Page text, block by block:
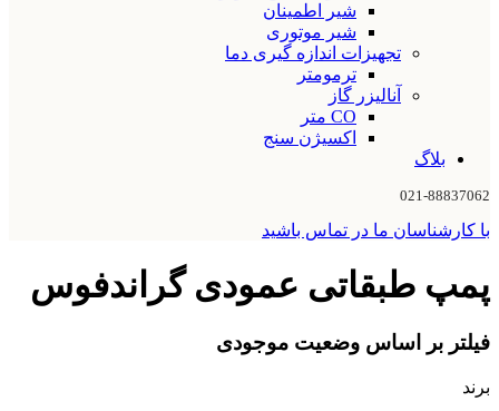
شیر اطمینان
شیر موتوری
تجهیزات اندازه گیری دما
ترمومتر
آنالیزر گاز
CO متر
اکسیژن سنج
بلاگ
021-88837062
با کارشناسان ما در تماس باشید
پمپ طبقاتی عمودی گراندفوس
فیلتر بر اساس وضعیت موجودی
برند